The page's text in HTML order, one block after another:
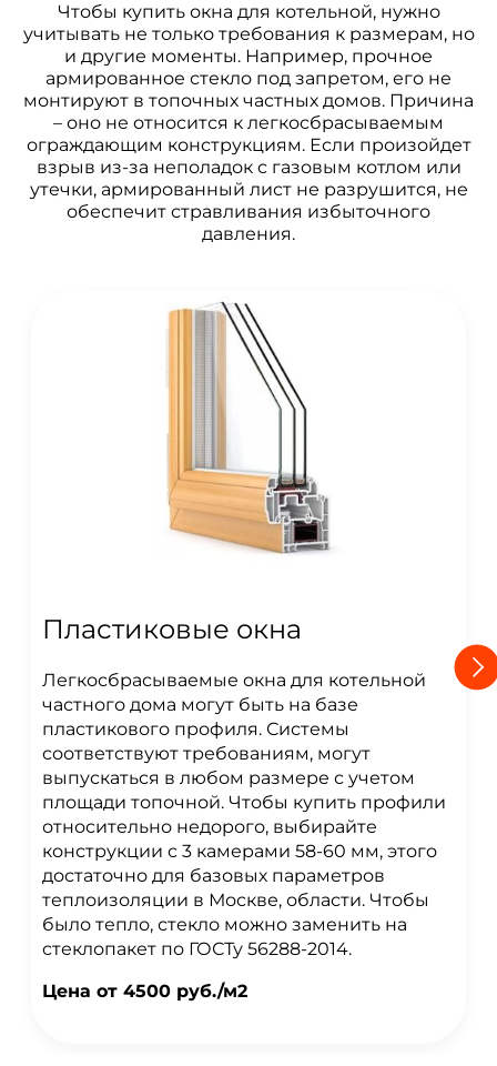
Чтобы купить окна для котельной, нужно
учитывать не только требования к размерам, но
и другие моменты. Например, прочное
армированное стекло под запретом, его не
монтируют в топочных частных домов. Причина
– оно не относится к легкосбрасываемым
ограждающим конструкциям. Если произойдет
взрыв из-за неполадок с газовым котлом или
утечки, армированный лист не разрушится, не
обеспечит стравливания избыточного
давления.
Пластиковые окна
Легкосбрасываемые окна для котельной
частного дома могут быть на базе
пластикового профиля. Системы
соответствуют требованиям, могут
выпускаться в любом размере с учетом
площади топочной. Чтобы купить профили
относительно недорого, выбирайте
конструкции с 3 камерами 58-60 мм, этого
достаточно для базовых параметров
теплоизоляции в Москве, области. Чтобы
было тепло, стекло можно заменить на
стеклопакет по ГОСТу 56288-2014.
Цена от 4500 руб./м2